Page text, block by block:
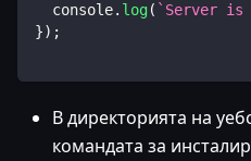
console. log( ` Server
}) ;
В директорията на
командата за